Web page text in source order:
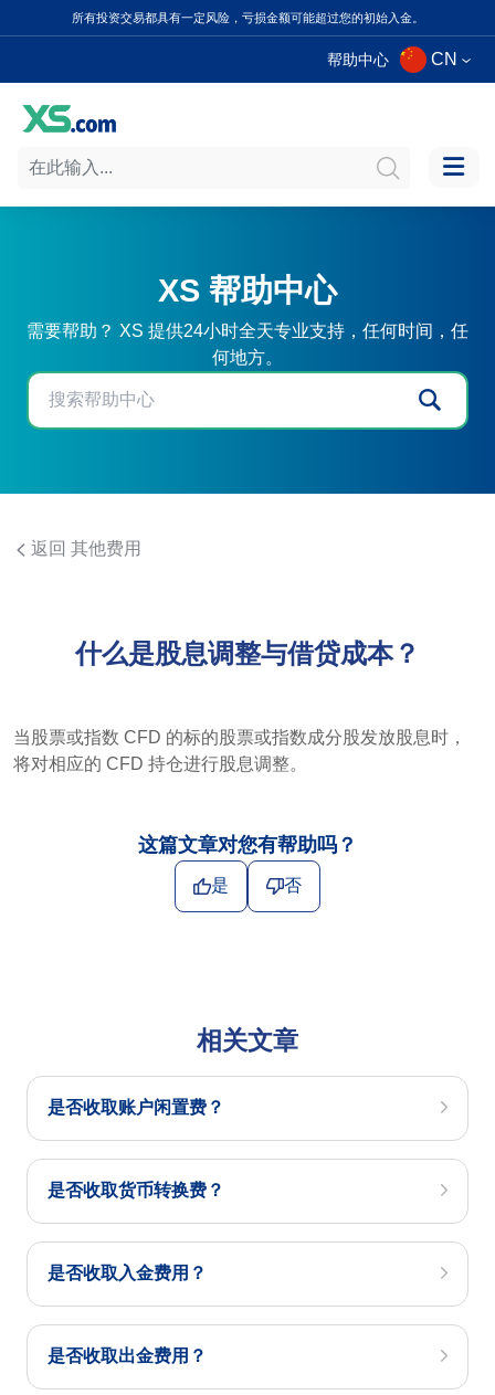
所有投资交易都具有一定风险，亏损金额可能超过您的初始入金。
帮助中心 CN
XS 帮助中心
需要帮助？ XS 提供24小时全天专业支持，任何时间，任
何地方。
返回 其他费用
什么是股息调整与借贷成本？
当股票或指数 CFD 的标的股票或指数成分股发放股息时，
将对相应的 CFD 持仓进行股息调整。
这篇文章对您有帮助吗？
是 否
相关文章
是否收取账户闲置费？
是否收取货币转换费？
是否收取入金费用？
是否收取出金费用？